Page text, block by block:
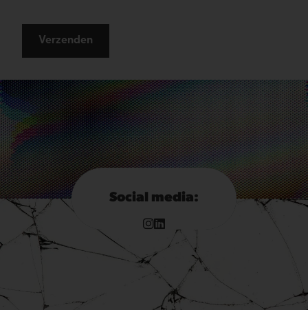
Verzenden
Social media: